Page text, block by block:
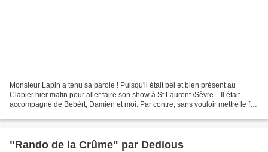
Monsieur Lapin a tenu sa parole ! Puisqu'il était bel et bien présent au
Clapier hier matin pour aller faire son show à St Laurent /Sèvre... Il était
accompagné de Bebèrt, Damien et moi. Par contre, sans vouloir mettre le feu
"Rando de la Crûme" par Dedious